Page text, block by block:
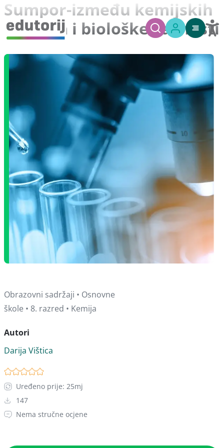
Sumpor-između kemijskih
reakcija i biološke važnosti
Obrazovni sadržaji • Osnovne
škole • 8. razred • Kemija
Autori
Darija Vištica
Uređeno prije: 25mj
147
Nema stručne ocjene